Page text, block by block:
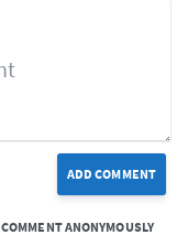
ADD COMMENT
COMMENT ANONYMOUSLY